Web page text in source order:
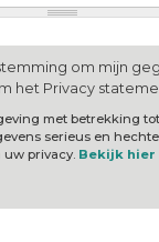
om mijn
het Privacy
met betrekking
serieus en
privacy. Bekijk hier